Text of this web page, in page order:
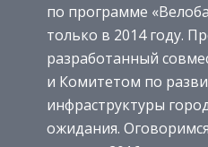
по программе
только в 2014 году.
разработанный
и Комитетом по
инфраструктуры
ожидания.